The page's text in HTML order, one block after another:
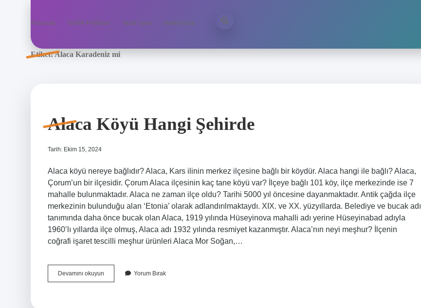
Anasayfa Gizlilik Politikası Yasal Uyarı Hakkımızda
Etiket:Alaca Karadeniz mi
Alaca Köyü Hangi Şehirde
Tarih: Ekim 15, 2024
Alaca köyü nereye bağlıdır? Alaca, Kars ilinin merkez ilçesine bağlı bir köydür. Alaca hangi ile bağlı? Alaca,
Çorum’un bir ilçesidir. Çorum Alaca ilçesinin kaç tane köyü var? İlçeye bağlı 101 köy, ilçe merkezinde ise 7
mahalle bulunmaktadır. Alaca ne zaman ilçe oldu? Tarihi 5000 yıl öncesine dayanmaktadır. Antik çağda ilçe
merkezinin bulunduğu alan ‘Etonia’ olarak adlandırılmaktaydı. XIX. ve XX. yüzyıllarda. Belediye ve bucak adı
tanımında daha önce bucak olan Alaca, 1919 yılında Hüseyinova mahalli adı yerine Hüseyinabad adıyla
1960’lı yıllarda ilçe olmuş, Alaca adı 1932 yılında resmiyet kazanmıştır. Alaca’nın neyi meşhur? İlçenin
coğrafi işaret tescilli meşhur ürünleri Alaca Mor Soğan,…
Devamını okuyun
Köyü
Yorum Bırak